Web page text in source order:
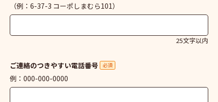
（例：6-37-3 コーポしまむら101）
25文字以内
ご連絡のつきやすい電話番号 必須
例：000-000-0000